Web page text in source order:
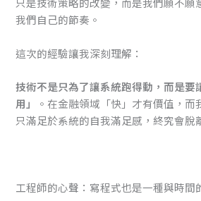
我們自己的節奏。
這次的經驗讓我深刻理解：
技術不是只為了讓系統跑得動，而是要
用」
。在金融領域「快」才有價值，而
只滿足於系統的自我滿足感，終究會脫
工程師的心聲：寫程式也是一種與時間